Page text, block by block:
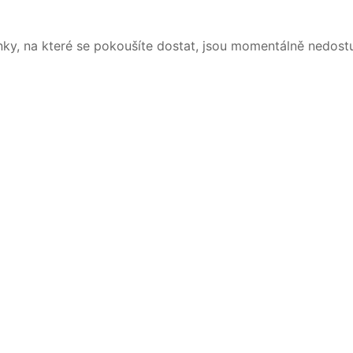
na které se pokoušíte dostat, jsou momentálně